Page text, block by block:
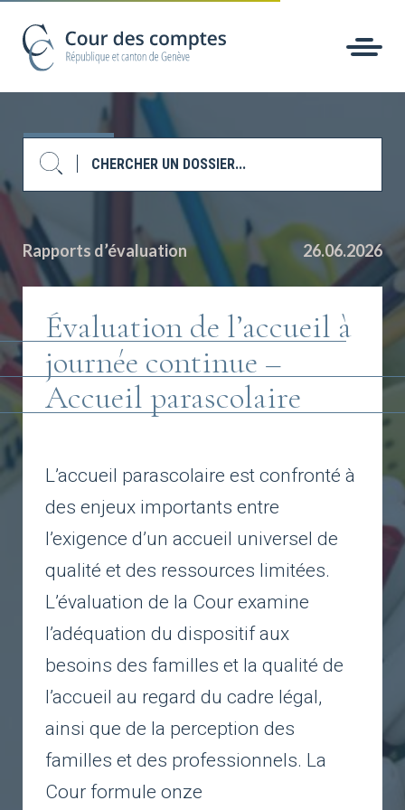
Rapports d’évaluation 26.06.2026
Évaluation de l’accueil à
journée continue –
Accueil parascolaire
L’accueil parascolaire est confronté à
des enjeux importants entre
l’exigence d’un accueil universel de
qualité et des ressources limitées.
L’évaluation de la Cour examine
l’adéquation du dispositif aux
besoins des familles et la qualité de
l’accueil au regard du cadre légal,
ainsi que de la perception des
familles et des professionnels. La
Cour formule onze